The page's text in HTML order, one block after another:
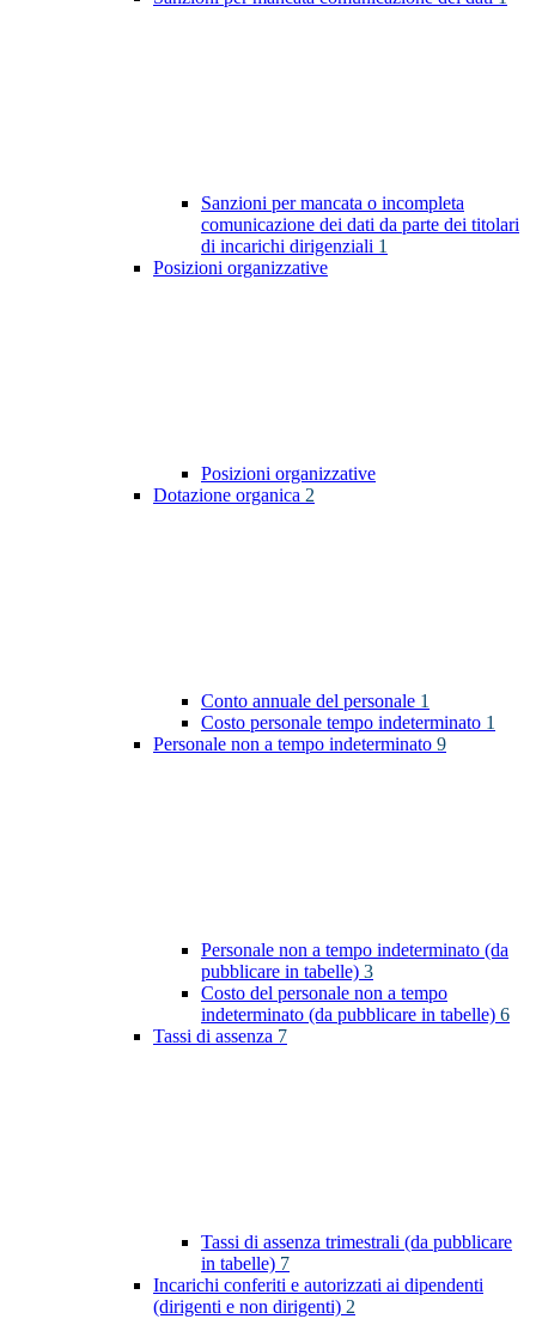
Sanzioni per mancata o incompleta
comunicazione dei dati da parte dei titolari
di incarichi dirigenziali 1
Posizioni organizzative
Posizioni organizzative
Dotazione organica 2
Conto annuale del personale 1
Costo personale tempo indeterminato 1
Personale non a tempo indeterminato 9
Personale non a tempo indeterminato (da
pubblicare in tabelle) 3
Costo del personale non a tempo
indeterminato (da pubblicare in tabelle) 6
Tassi di assenza 7
Tassi di assenza trimestrali (da pubblicare
in tabelle) 7
Incarichi conferiti e autorizzati ai dipendenti
(dirigenti e non dirigenti) 2